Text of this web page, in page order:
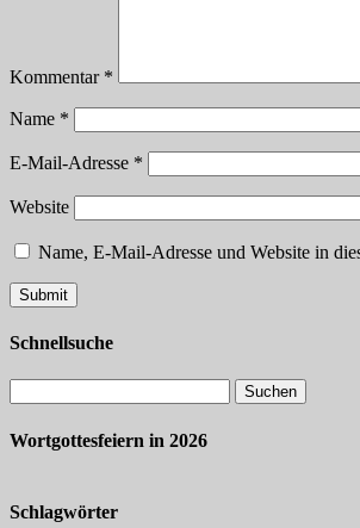
Kommentar *
Name *
E-Mail-Adresse *
Website
Name, E-Mail-Adresse und Website in
Schnellsuche
Wortgottesfeiern in 2026
Schlagwörter